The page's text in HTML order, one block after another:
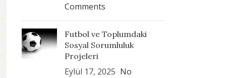
Comments
Futbol ve Toplumdaki
Sosyal Sorumluluk
Projeleri
Eylül 17, 2025 No